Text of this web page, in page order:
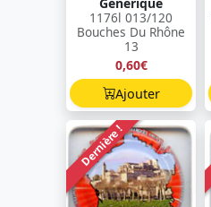
1176l 013/120
Bouches Du Rhône
13
0,60€
Ajouter
Dernière !